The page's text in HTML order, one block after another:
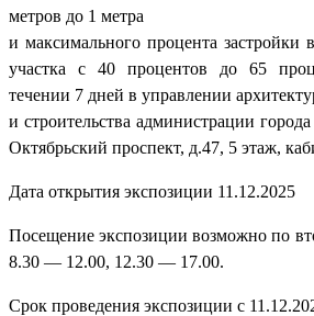
метров до 1 метра
и максимального процента застройки
участка с 40 процентов до 65
течении 7 дней в управлении
и строительства администрации
Октябрьский проспект, д.47, 5 этаж,
Дата открытия экспозиции 11.12.2025
Посещение экспозиции возможно по
8.30 — 12.00, 12.30 — 17.00.
Срок проведения экспозиции с